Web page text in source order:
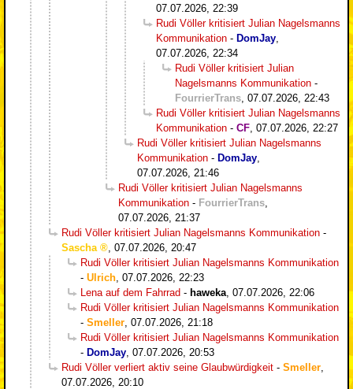
07.07.2026, 22:39
Rudi Völler kritisiert Julian Nagelsmanns
Kommunikation - DomJay
07.07.2026, 22:34
Rudi Völler kritisiert Julian
Nagelsmanns Kommunikation -
FourrierTrans 07.07.2026, 22:43
Rudi Völler kritisiert Julian Nagelsmanns
Kommunikation - CF 07.07.2026, 22:27
Rudi Völler kritisiert Julian Nagelsmanns
Kommunikation - DomJay
07.07.2026, 21:46
Rudi Völler kritisiert Julian Nagelsmanns
Kommunikation - FourrierTrans
07.07.2026, 21:37
Rudi Völler kritisiert Julian Nagelsmanns Kommunikation -
Sascha
07.07.2026, 20:47
Rudi Völler kritisiert Julian Nagelsmanns Kommunikation
- Ulrich 07.07.2026, 22:23
Lena auf dem Fahrrad - haweka 07.07.2026, 22:06
Rudi Völler kritisiert Julian Nagelsmanns Kommunikation
- Smeller 07.07.2026, 21:18
Rudi Völler kritisiert Julian Nagelsmanns Kommunikation
- DomJay 07.07.2026, 20:53
Rudi Völler verliert aktiv seine Glaubwürdigkeit - Smeller
07.07.2026, 20:10